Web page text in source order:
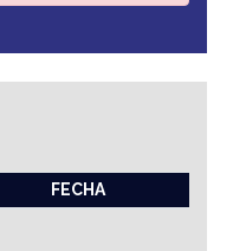
FECHA